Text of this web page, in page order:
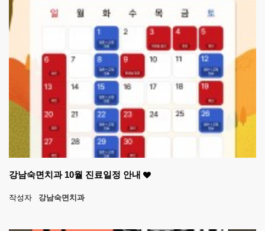
강남숙면치과 10월 진료일정 안내
작성자 강남숙면치과